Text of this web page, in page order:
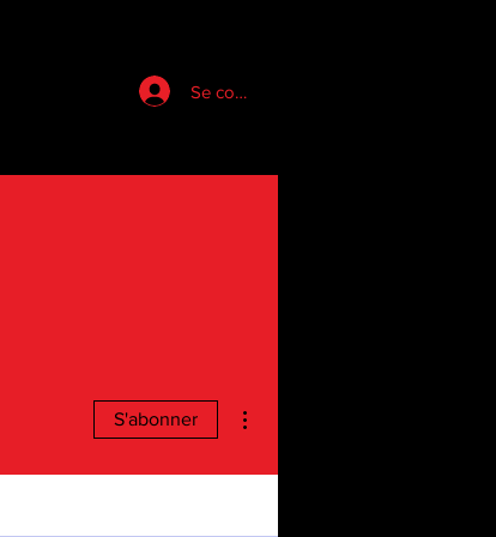
Se connecter
S'abonner